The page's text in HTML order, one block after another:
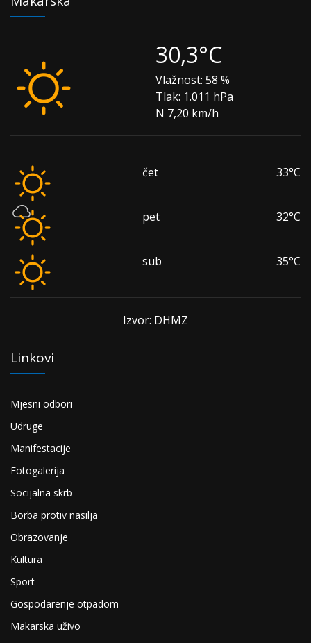
30,3°C
Vlažnost: 58 %
Tlak: 1.011 hPa
N 7,20 km/h
čet 33°C
pet 32°C
sub 35°C
Izvor: DHMZ
Linkovi
Mjesni odbori
Udruge
Manifestacije
Fotogalerija
Socijalna skrb
Borba protiv nasilja
Obrazovanje
Kultura
Sport
Gospodarenje otpadom
Makarska uživo